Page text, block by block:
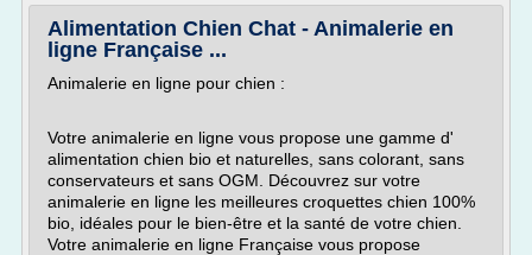
Alimentation Chien Chat - Animalerie en
ligne Française ...
Animalerie en ligne pour chien :
Votre animalerie en ligne vous propose une gamme d'
alimentation chien bio et naturelles, sans colorant, sans
conservateurs et sans OGM. Découvrez sur votre
animalerie en ligne les meilleures croquettes chien 100%
bio, idéales pour le bien-être et la santé de votre chien.
Votre animalerie en ligne Française vous propose